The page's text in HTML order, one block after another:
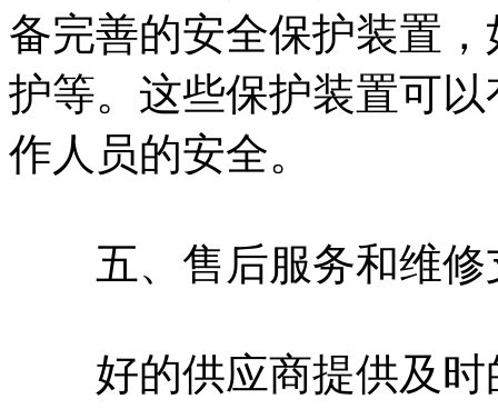
备完善的安全保护装置
护等。这些保护装置可
作人员的安全。
五、售后服务和维修
好的供应商提供及时